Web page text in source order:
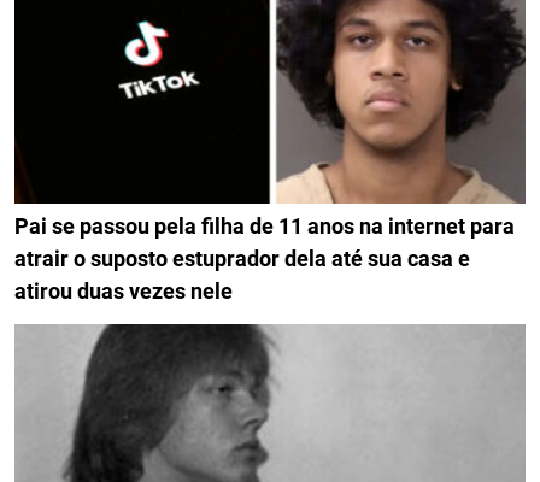
Pai se passou pela filha de 11 anos na internet para
atrair o suposto estuprador dela até sua casa e
atirou duas vezes nele